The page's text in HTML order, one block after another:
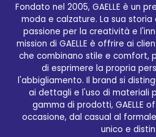
Fondato nel 2005, GAELLE è un
moda e calzature. La sua
passione per la creatività e
mission di GAELLE è offrire ai
che combinano stile e comfort,
di esprimere la propria
l'abbigliamento. Il brand si
ai dettagli e l'uso di materiali
gamma di prodotti, GAELLE
occasione, dal casual al
unico e
Qualità
Sul sito Civico36.store è
migliori prodotti selezionati
marchio italiano di
di alta qualità.
fiducia, offre un'ampia gamma
cui t-shirt, maglie, felpe,
pantaloncini, cardigan,